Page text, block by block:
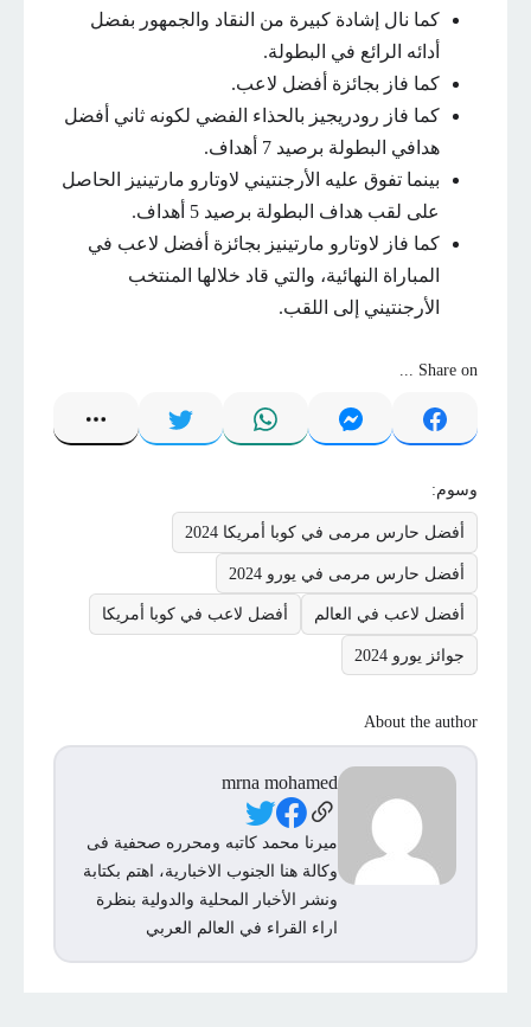
كما نال إشادة كبيرة من النقاد والجمهور بفضل
أدائه الرائع في البطولة.
كما فاز بجائزة أفضل لاعب.
كما فاز رودريجيز بالحذاء الفضي لكونه ثاني أفضل
هدافي البطولة برصيد 7 أهداف.
بينما تفوق عليه الأرجنتيني لاوتارو مارتينيز الحاصل
على لقب هداف البطولة برصيد 5 أهداف.
كما فاز لاوتارو مارتينيز بجائزة أفضل لاعب في
المباراة النهائية، والتي قاد خلالها المنتخب
الأرجنتيني إلى اللقب.
Share on ...
وسوم:
أفضل حارس مرمى في كوبا أمريكا 2024
أفضل حارس مرمى في يورو 2024
أفضل لاعب في العالم أفضل لاعب في كوبا أمريكا
جوائز يورو 2024
About the author
mrna mohamed
Social Links
ميرنا محمد كاتبه ومحرره صحفية فى
وكالة هنا الجنوب الاخبارية، اهتم بكتابة
ونشر الأخبار المحلية والدولية بنظرة
اراء القراء في العالم العربي